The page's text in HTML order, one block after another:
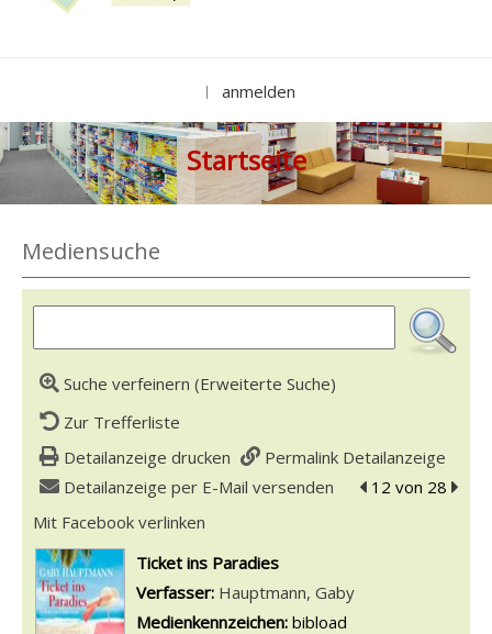
anmelden
Startseite
Mediensuche
Suche verfeinern (Erweiterte Suche)
Zur Trefferliste
Detailanzeige drucken
Permalink Detailanzeige
Detailanzeige per E-Mail versenden
zum vorherigen
12 von 28 zum
Mit Facebook verlinken
wird in neuem Tab geöffnet
Ticket ins Paradies
Verfasser: Suche nach diesem Verfasser
Hauptmann, Gaby
Medienkennzeichen: bibload